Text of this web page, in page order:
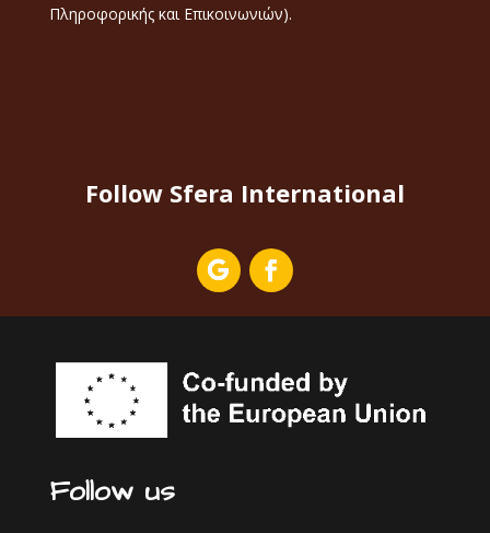
Πληροφορικής και Επικοινωνιών).
Follow Sfera International
Follow us